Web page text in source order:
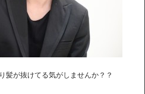
髪が抜けてる気がしませんか？？